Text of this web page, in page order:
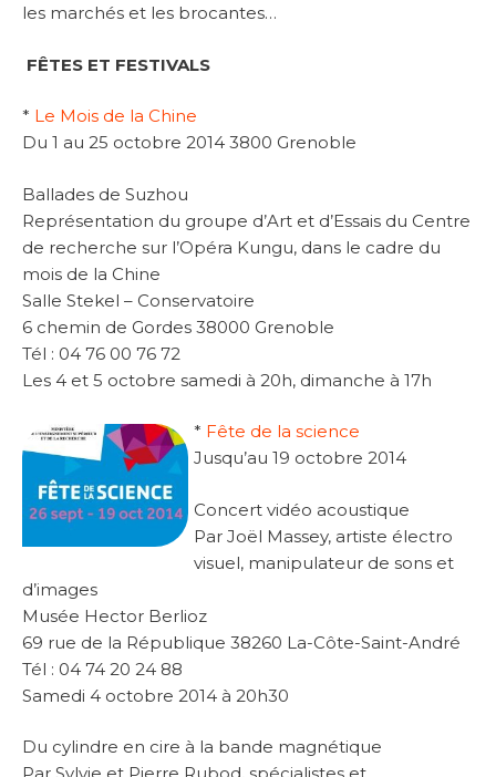
les marchés et les brocantes…
FÊTES ET FESTIVALS
* Le Mois de la Chine
Du 1 au 25 octobre 2014 3800 Grenoble
Ballades de Suzhou
Représentation du groupe d’Art et d’Essais du Centre
de recherche sur l’Opéra Kungu, dans le cadre du
mois de la Chine
Salle Stekel – Conservatoire
6 chemin de Gordes 38000 Grenoble
Tél : 04 76 00 76 72
Les 4 et 5 octobre samedi à 20h, dimanche à 17h
* Fête de la science
Jusqu’au 19 octobre 2014
Concert vidéo acoustique
Par Joël Massey, artiste électro
visuel, manipulateur de sons et
d’images
Musée Hector Berlioz
69 rue de la République 38260 La-Côte-Saint-André
Tél : 04 74 20 24 88
Samedi 4 octobre 2014 à 20h30
Du cylindre en cire à la bande magnétique